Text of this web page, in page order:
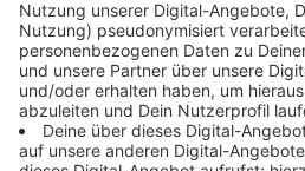
Kapellenstraße unterwegs, als
hinterherpfiffen. Daraufhin hat
angesprochen. Dabei sollen die
ins Gesicht geschlagen und der
getreten haben. Außerdem sei